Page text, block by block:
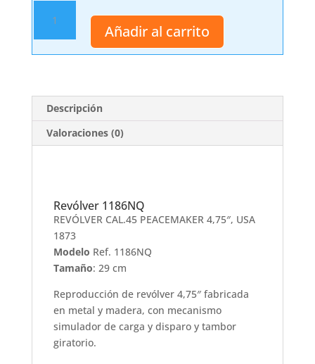
1186NQ
cantidad
Añadir al carrito
Descripción
Valoraciones (0)
Revólver 1186NQ
REVÓLVER CAL.45 PEACEMAKER 4,75″, USA
1873
Modelo Ref. 1186NQ
Tamaño: 29 cm
Reproducción de revólver 4,75″ fabricada
en metal y madera, con mecanismo
simulador de carga y disparo y tambor
giratorio.